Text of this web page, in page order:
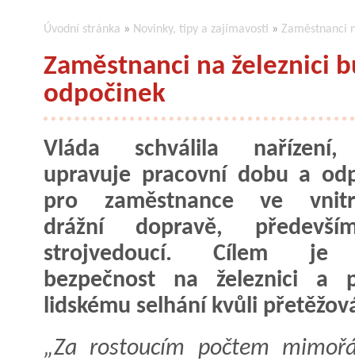
Úvodní stránka » Novinky, tipy a zajímavosti » Zaměstnanci
Zaměstnanci na železnici
odpočinek
Vláda schválila
upravuje pracovní dobu a
pro zaměstnance ve
drážní dopravě,
strojvedoucí. Cílem je
bezpečnost na železnici a
lidskému selhání kvůli
„Za rostoucím počtem